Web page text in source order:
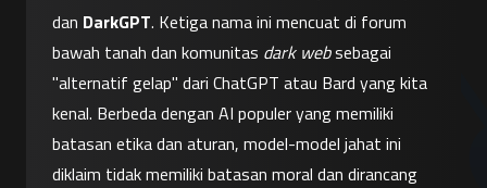
dan DarkGPT. Ketiga nama ini mencuat di forum
bawah tanah dan komunitas dark web sebagai
"alternatif gelap" dari ChatGPT atau Bard yang kita
kenal. Berbeda dengan AI populer yang memiliki
batasan etika dan aturan, model-model jahat ini
diklaim tidak memiliki batasan moral dan dirancang